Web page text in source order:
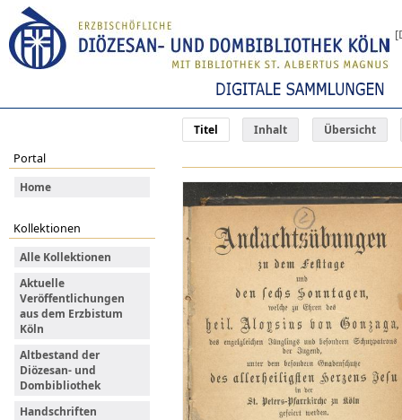
Titel Inhalt Übersicht
Portal
Home
Kollektionen
Alle Kollektionen
Aktuelle
Veröffentlichungen
aus dem Erzbistum
Köln
Altbestand der
Diözesan- und
Dombibliothek
Handschriften